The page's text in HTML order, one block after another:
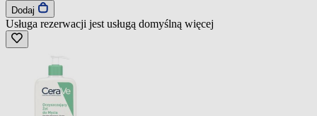
Dodaj
Usługa rezerwacji jest usługą domyślną więcej